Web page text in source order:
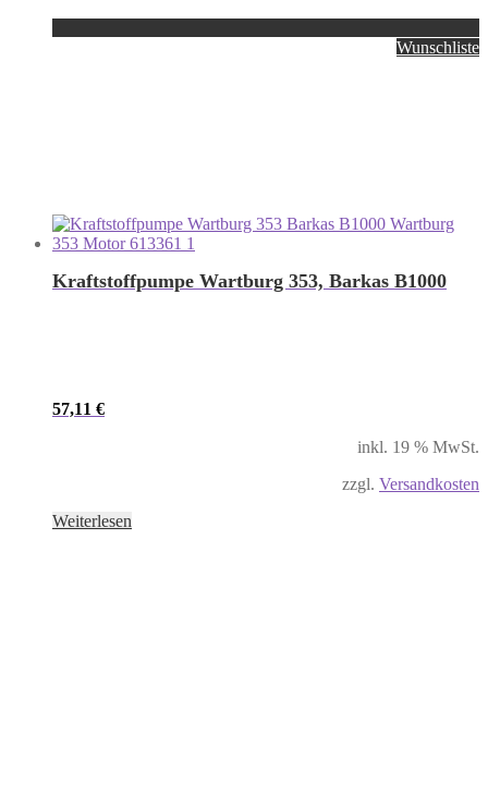
Wunschliste
Kraftstoffpumpe Wartburg 353, Barkas B1000
57,11 €
inkl. 19 % MwSt.
zzgl. Versandkosten
Weiterlesen